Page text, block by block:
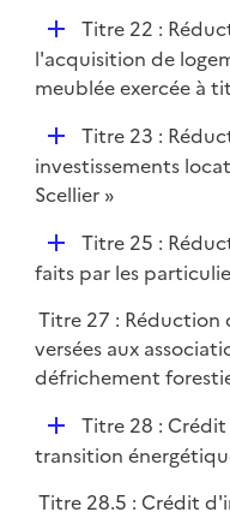
r
D
é
p
e
r
Titre 22 :
l'acquisition de
meublée exercée à
D
é
p
e
Titre 23 :
investissements
Scellier »
D
é
l
i
e
Titre 25 :
faits par les
Titre 27 :
versées aux
défrichement
D
é
l
Titre 28 :
transition
Titre 28.5 : Crédit